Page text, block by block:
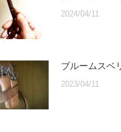
2024/04/11
ブルームスベ
2023/04/11